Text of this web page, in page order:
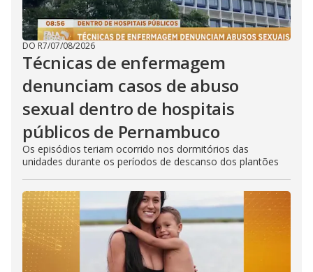
DO R7/07/08/2026
Técnicas de enfermagem
denunciam casos de abuso
sexual dentro de hospitais
públicos de Pernambuco
Os episódios teriam ocorrido nos dormitórios das
unidades durante os períodos de descanso dos plantões